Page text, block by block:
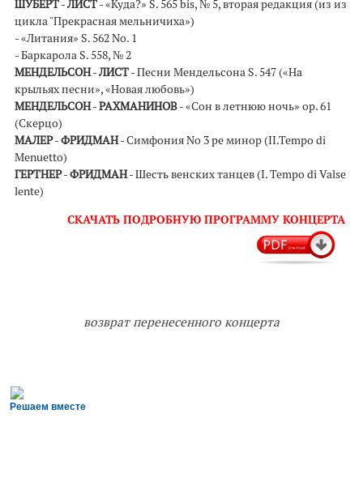
ШУБЕРТ-ЛИСТ- «Куда?» S. 565 bis, № 5, вторая редакция (из из
цикла "Прекрасная мельничиха»)
- «Литания» S. 562 No. 1
- Баркарола S. 558, № 2
МЕНДЕЛЬСОН-ЛИСТ- Песни Мендельсона S. 547 («На
крыльях песни», «Новая любовь»)
МЕНДЕЛЬСОН-РАХМАНИНОВ- «Сон в летнюю ночь» op. 61
(Скерцо)
МАЛЕР-ФРИДМАН- Симфония No 3 ре минор (II.Tempo di
Menuetto)
ГЕРТНЕР-ФРИДМАН- Шесть венских танцев (I. Tempo di Valse
lente)
СКАЧАТЬ ПОДРОБНУЮ ПРОГРАММУ КОНЦЕРТА
возврат перенесенного концерта
Решаем вместе